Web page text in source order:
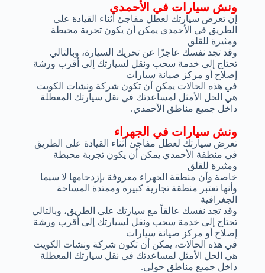
ونش سيارات في الجهراء
تعرض سيارتك لعطل مفاجئ أثناء القيادة على الطريق
في منطقة الأحمدي يمكن أن يكون تجربة محبطة
ومثيرة للقلق
خاصة وأن منطقة الجهراء معروفة بإزدحامها لا سيما
وأنها تعتبر منطقة تجارية كبيرة وممتدة المساحة
الجغرافية
وقد تجد نفسك عالقاً مع سيارتك على الطريق، وبالتالي
تحتاج إلى خدمة سحب ونقل لسيارتك إلى أقرب ورشة
إصلاح أو مركز صيانة سيارات
في هذه الحالات، يمكن أن تكون شركة ونشات الكويت
هي الحل الأمثل لمساعدتك في نقل سيارتك المعطلة
داخل جميع مناطق حولي.
ونش سيارات في الأحمدي
إن تعرض سيارتك لعطل مفاجئ أثناء القيادة على
الطريق في الأحمدي يمكن أن يكون تجربة محبطة
ومثيرة للقلق
وقد تجد نفسك عاجزًا عن تحريك السيارة، وبالتالي
تحتاج إلى خدمة سحب ونقل لسيارتك إلى أقرب ورشة
إصلاح أو مركز صيانة سيارات
في هذه الحالات يمكن أن تكون شركة ونشات الكويت
هي الحل الأمثل لمساعدتك في نقل سيارتك المعطلة
داخل جميع مناطق الأحمدي.